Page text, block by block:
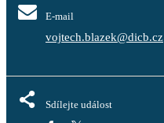
E-mail
vojtech.blazek@dicb.cz
Sdílejte událost